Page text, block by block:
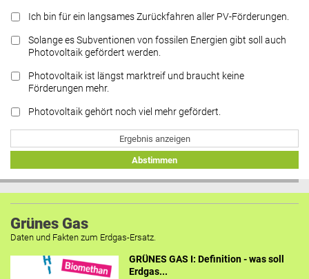
Ich bin für ein langsames Zurückfahren aller PV-Förderungen.
Solange es Subventionen von fossilen Energien gibt soll auch
Photovoltaik gefördert werden.
Photovoltaik ist längst marktreif und braucht keine
Förderungen mehr.
Photovoltaik gehört noch viel mehr gefördert.
Ergebnis anzeigen
Abstimmen
Grünes Gas
Daten und Fakten zum Erdgas-Ersatz.
GRÜNES GAS I: Definition - was soll
Erdgas...